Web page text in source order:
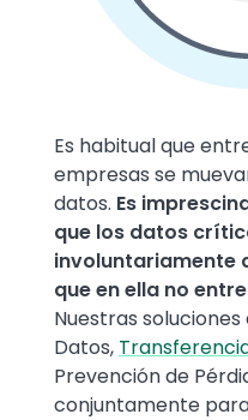
Text
Es habitual que
empresas se
datos. Es
que los datos
involuntariamente
que en ella no
Nuestras
Datos,
Prevención de
conjuntamente